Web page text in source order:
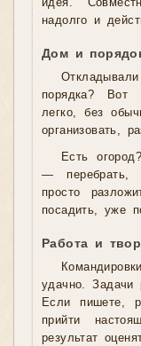
идея.
надолго и
Дом и
порядка?
легко, без
организовать,
Есть
— перебрать,
просто
посадить, уже
Работа и
удачно. Задачи
Если пишете,
прийти
результат